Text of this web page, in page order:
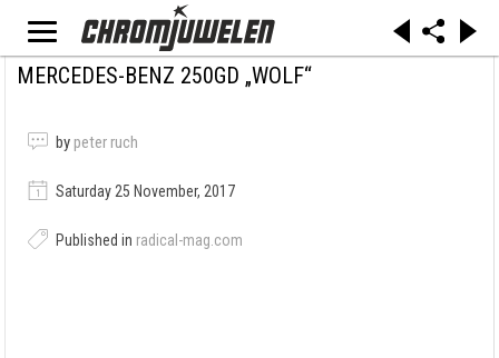
MERCEDES-BENZ 250GD „WOLF“
by peter ruch
Saturday 25 November, 2017
Published in radical-mag.com